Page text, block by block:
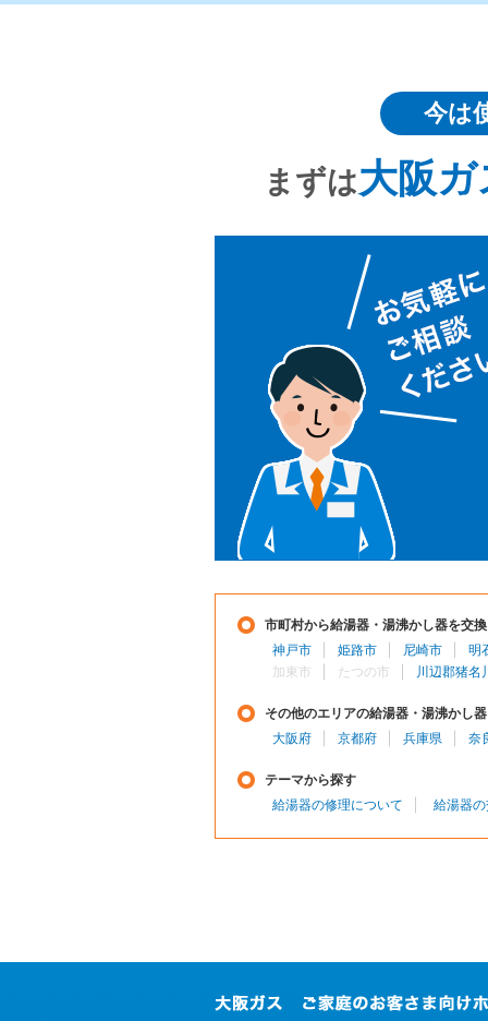
今は
まずは大阪
市町村から給湯器・湯沸かし器を交
神戸市
姫路市 尼崎市
明
加東市
たつの市 川辺郡猪名
その他のエリアの給湯器・湯沸かし
大阪府
京都府 兵庫県 奈
テーマから探す
給湯器の修理について
給湯器